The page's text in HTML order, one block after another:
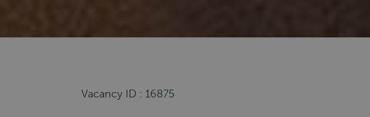
Vacancy ID : 16875